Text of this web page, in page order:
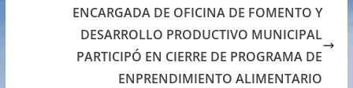
ENCARGADA DE OFICINA DE FOMENTO Y
DESARROLLO PRODUCTIVO MUNICIPAL
PARTICIPÓ EN CIERRE DE PROGRAMA DE
ENPRENDIMIENTO ALIMENTARIO